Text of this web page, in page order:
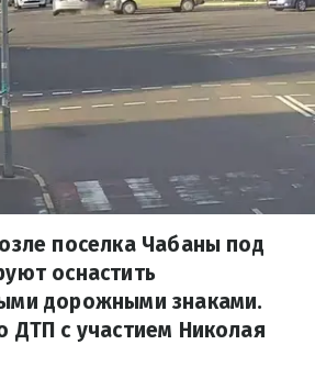
поселка Чабаны под
оснастить
дорожными знаками.
ДТП с участием Николая